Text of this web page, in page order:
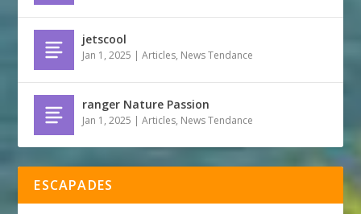
jetscool
Jan 1, 2025 |Articles, News Tendance
ranger Nature Passion
Jan 1, 2025 |Articles, News Tendance
ESCAPADES